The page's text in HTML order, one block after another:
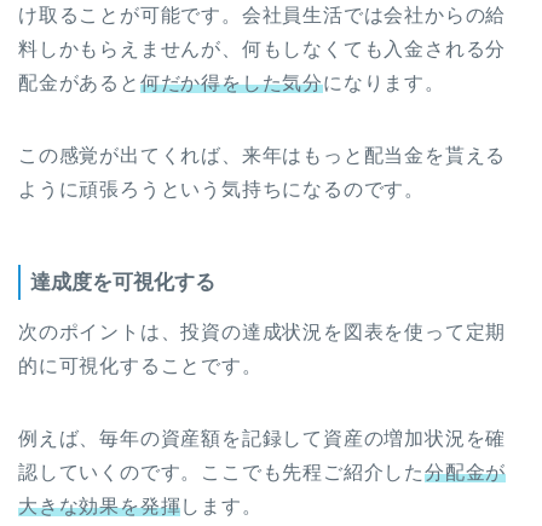
け取ることが可能です。会社員生活では会社からの給
料しかもらえませんが、何もしなくても入金される分
配金があると 何だか得をした気分になります。
この感覚が出てくれば、来年はもっと配当金を貰える
ように頑張ろうという気持ちになるのです。
達成度を可視化する
次のポイントは、投資の達成状況を図表を使って定期
的に可視化することです。
例えば、毎年の資産額を記録して資産の増加状況を確
認していくのです。ここでも先程ご紹介した分配金が
大きな効果を発揮します。